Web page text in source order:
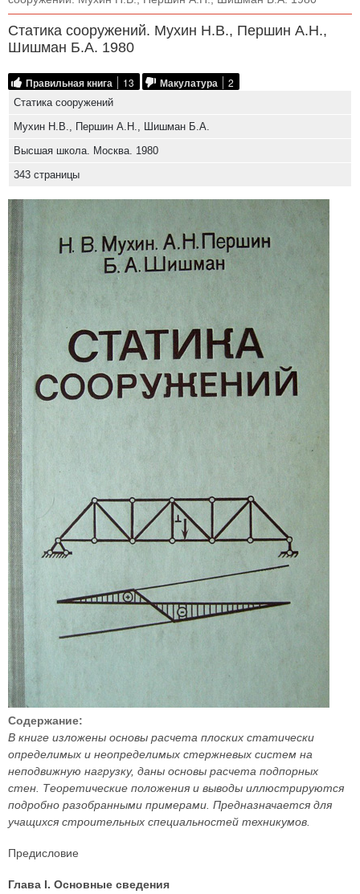
Статика сооружений. Мухин Н.В., Першин А.Н.,
Шишман Б.А. 1980
Правильная книга 13 Макулатура 2
Статика сооружений
Мухин Н.В., Першин А.Н., Шишман Б.А.
Высшая школа. Москва. 1980
343 страницы
Содержание:
В книге изложены основы расчета плоских статически
определимых и неопределимых стержневых систем на
неподвижную нагрузку, даны основы расчета подпорных
стен. Теоретические положения и выводы иллюстрируются
подробно разобранными примерами. Предназначается для
учащихся строительных специальностей техникумов.
Предисловие
Глава I. Основные сведения